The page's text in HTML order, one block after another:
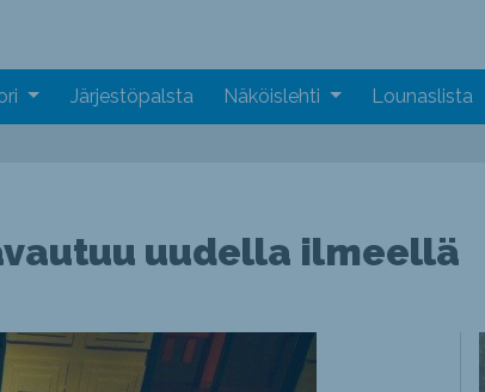
Järjestöpalsta Näköislehti Lounaslista
uudella ilmeellä